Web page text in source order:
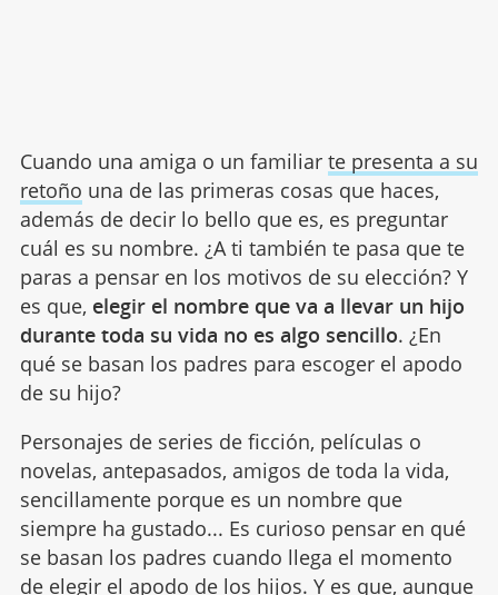
Cuando una amiga o un familiar te presenta a su
retoño una de las primeras cosas que haces,
además de decir lo bello que es, es preguntar
cuál es su nombre. ¿A ti también te pasa que te
paras a pensar en los motivos de su elección? Y
es que, elegir el nombre que va a llevar un hijo
durante toda su vida no es algo sencillo. ¿En
qué se basan los padres para escoger el apodo
de su hijo?
Personajes de series de ficción, películas o
novelas, antepasados, amigos de toda la vida,
sencillamente porque es un nombre que
siempre ha gustado... Es curioso pensar en qué
se basan los padres cuando llega el momento
de elegir el apodo de los hijos. Y es que, aunque